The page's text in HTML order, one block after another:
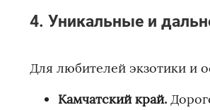
4. Уникальные и
Для любителей экзотики и
Камчатский край.